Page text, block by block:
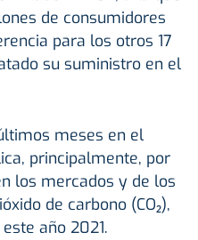
de consumidores
para los otros 17
su suministro en el
meses en el
principalmente, por
los mercados y de los
de carbono (CO₂),
año 2021.